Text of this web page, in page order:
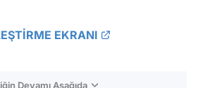
EKRANI
Devamı Aşağıda